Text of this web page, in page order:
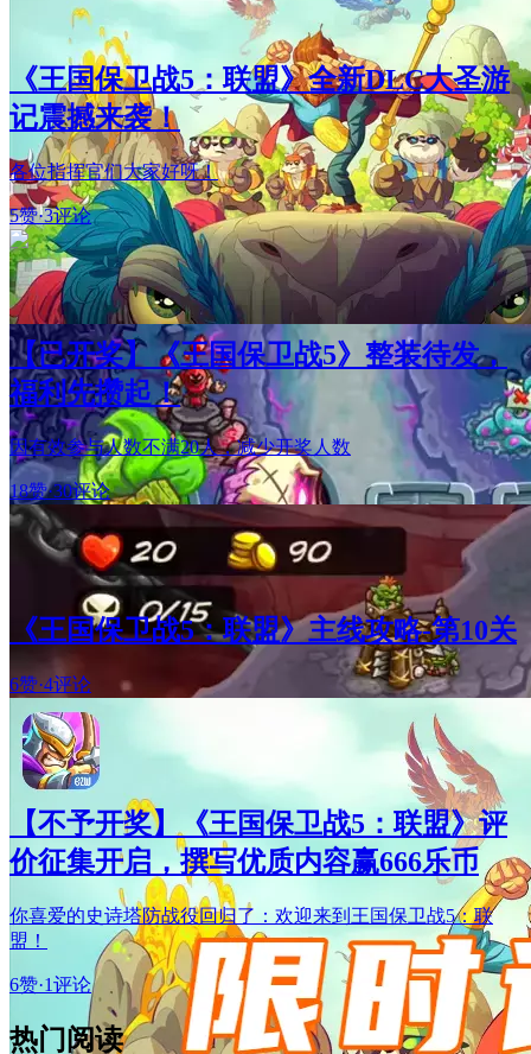
《王国保卫战5：联盟》全新DLC大圣游
记震撼来袭！
各位指挥官们大家好呀！
5赞·3评论
【已开奖】《王国保卫战5》整装待发，
福利先攒起！
因有效参与人数不满20人，减少开奖人数
18赞·30评论
《王国保卫战5：联盟》主线攻略-第10关
6赞·4评论
【不予开奖】《王国保卫战5：联盟》评
价征集开启，撰写优质内容赢666乐币
你喜爱的史诗塔防战役回归了：欢迎来到王国保卫战5：联
盟！
6赞·1评论
热门阅读